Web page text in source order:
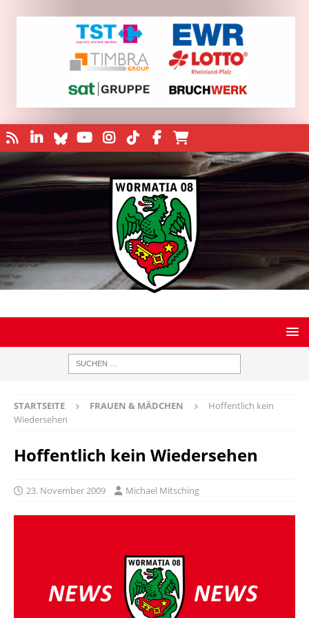
STARTSEITE FRAUEN & MÄDCHEN
Hoffentlich kein
Wiedersehen
Hoffentlich kein Wiedersehen
23. November 2009 Michael Mitsching